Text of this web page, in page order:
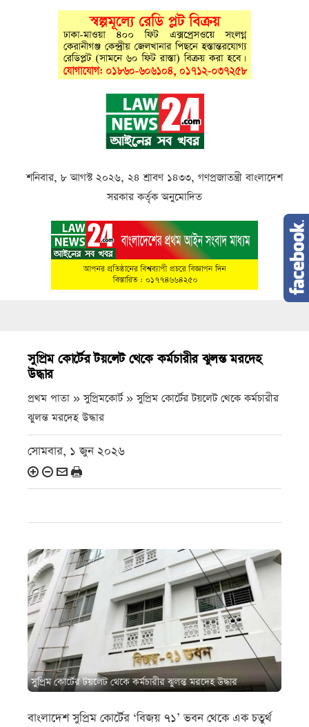
শনিবার, ৮ আগস্ট ২০২৬, ২৪ শ্রাবণ ১৪৩৩, গণপ্রজাতন্ত্রী বাংলাদেশ
সরকার কর্তৃক অনুমোদিত
সুপ্রিম কোর্টের টয়লেট থেকে কর্মচারীর ঝুলন্ত মরদেহ
উদ্ধার
প্রথম পাতা » সুপ্রিমকোর্ট »সুপ্রিম কোর্টের টয়লেট থেকে কর্মচারীর
ঝুলন্ত মরদেহ উদ্ধার
সোমবার, ১ জুন ২০২৬
সুপ্রিম কোর্টের টয়লেট থেকে কর্মচারীর ঝুলন্ত মরদেহ উদ্ধার
বাংলাদেশ সুপ্রিম কোর্টের ‘বিজয় ৭১’ ভবন থেকে এক চতুর্থ